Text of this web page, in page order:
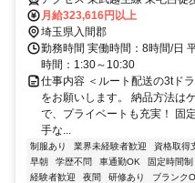
分、東武越生線 武州長瀬出入
駅」「川角駅」などからもア
倉1250-6
月給323,616円以上
埼玉県入間郡
勤務時間 実働時間：8時間/日
時間：1:30～10:30
仕事内容 ＜ルート配送の3tド
をお願いします。 納品方法は
で、プライベートも充実！ 固
手な...
制服あり 業界未経験者歓迎 資格取得
早朝
学歴不問 車通勤OK 固定時間制
経験者歓迎
夜間 研修あり ブランク